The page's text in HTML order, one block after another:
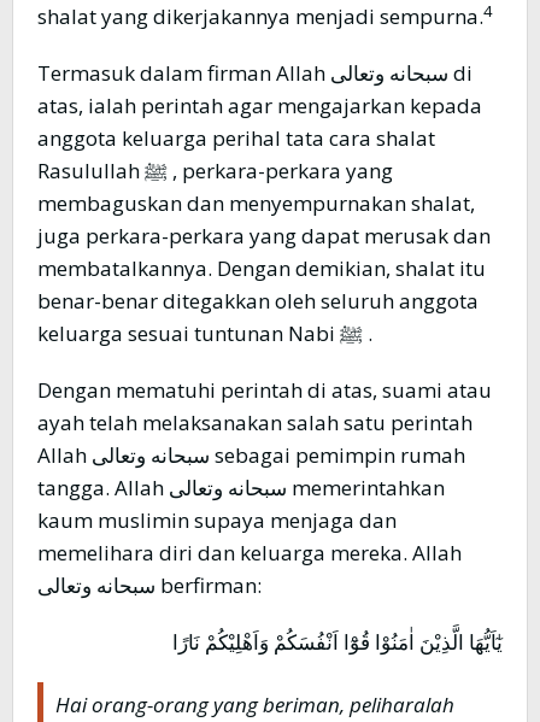
shalat yang dikerjakannya menjadi sempurna.4
Termasuk dalam firman Allah سبحانه وتعالى di
atas, ialah perintah agar mengajarkan kepada
anggota keluarga perihal tata cara shalat
Rasulullah ﷺ , perkara-perkara yang
membaguskan dan menyempurnakan shalat,
juga perkara-perkara yang dapat merusak dan
membatalkannya. Dengan demikian, shalat itu
benar-benar ditegakkan oleh seluruh anggota
keluarga sesuai tuntunan Nabi ﷺ .
Dengan mematuhi perintah di atas, suami atau
ayah telah melaksanakan salah satu perintah
Allah سبحانه وتعالى sebagai pemimpin rumah
tangga. Allah سبحانه وتعالى memerintahkan
kaum muslimin supaya menjaga dan
memelihara diri dan keluarga mereka. Allah
سبحانه وتعالى berfirman:
يٰٓاَيُّهَا الَّذِيْنَ اٰمَنُوْا قُوْٓا اَنْفُسَكُمْ وَاَهْلِيْكُمْ نَارًا
Hai orang-orang yang beriman, peliharalah